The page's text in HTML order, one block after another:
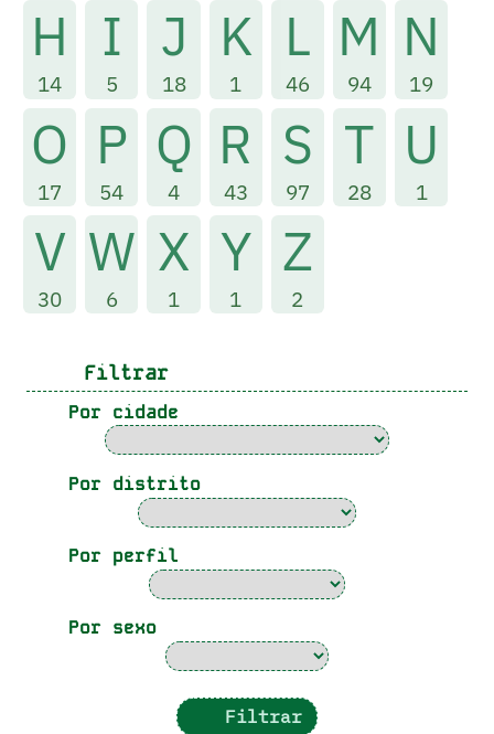
H
14
I
5
J
18
K
1
L
46
M
94
N
19
O
17
P
54
Q
4
R
43
S
97
T
28
U
1
V
30
W
6
X
1
Y
1
Z
2
Filtrar
Por cidade
Por distrito
Por perfil
Por sexo
Filtrar